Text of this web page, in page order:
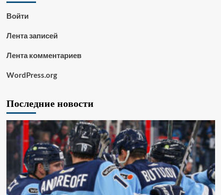
Войти
Лента записей
Лента комментариев
WordPress.org
Последние новости